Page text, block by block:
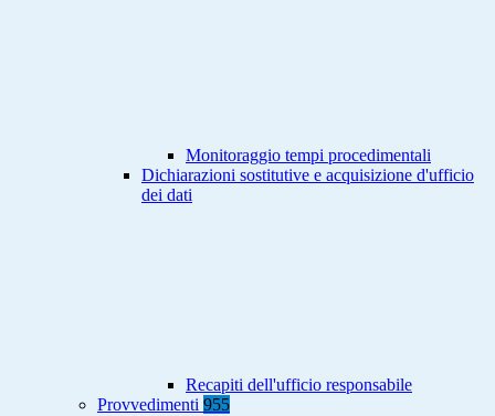
Monitoraggio tempi procedimentali
Dichiarazioni sostitutive e acquisizione d'ufficio
dei dati
Recapiti dell'ufficio responsabile
Provvedimenti 955